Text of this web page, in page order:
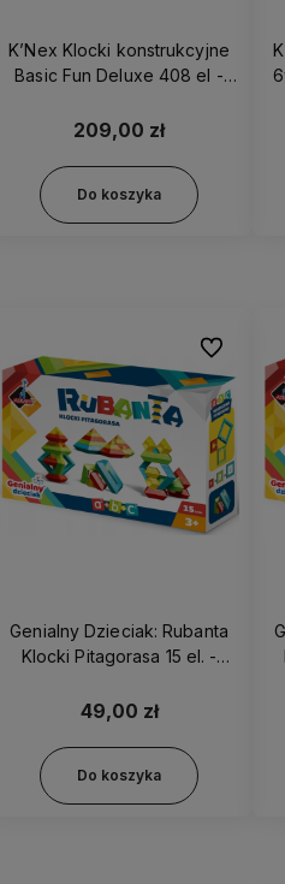
K’Nex Klocki konstrukcyjne
Basic Fun Deluxe 408 el -
209,00 zł
Do koszyka
Genialny Dzieciak: Rubanta
Klocki Pitagorasa 15 el. -
49,00 zł
Do koszyka
Do